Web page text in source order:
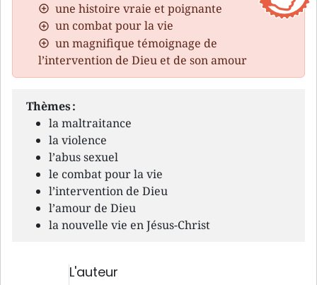
une histoire vraie et poignante
un combat pour la vie
un magnifique témoignage de
l’intervention de Dieu et de son amour
Thèmes :
la maltraitance
la violence
l’abus sexuel
le combat pour la vie
l’intervention de Dieu
l’amour de Dieu
la nouvelle vie en Jésus-Christ
L'auteur